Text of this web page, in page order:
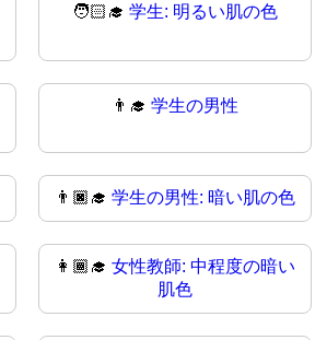
🧑🏻‍🎓 学生: 明るい肌の色
👨‍🎓 学生の男性
👨🏿‍🎓 学生の男性: 暗い肌の色
👩🏾‍🎓 女性教師: 中程度の暗い
肌色